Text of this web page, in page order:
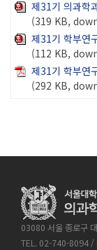
제31기 의과학
(319 KB,
제31기 학부연
(112 KB,
제31기 학부연
(292 KB,
03080 서울 종로구
TEL. 02-740-8094 /